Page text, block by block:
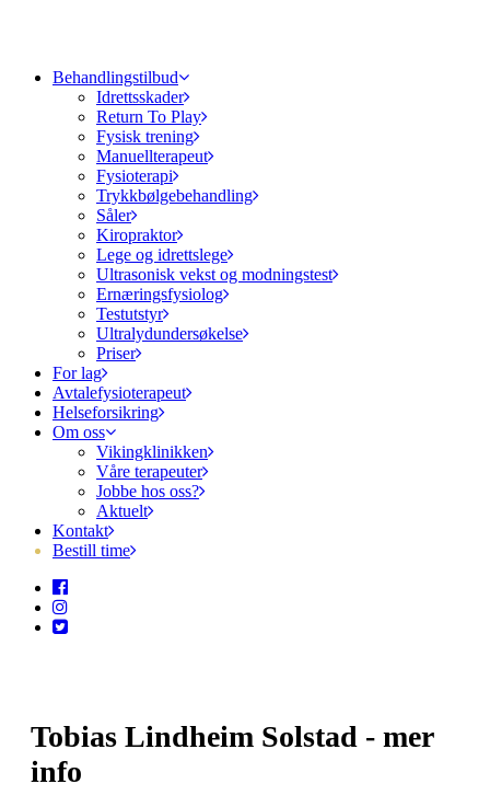
Behandlingstilbud
Idrettsskader
Return To Play
Fysisk trening
Manuellterapeut
Fysioterapi
Trykkbølgebehandling
Såler
Kiropraktor
Lege og idrettslege
Ultrasonisk vekst og modningstest
Ernæringsfysiolog
Testutstyr
Ultralydundersøkelse
Priser
For lag
Avtalefysioterapeut
Helseforsikring
Om oss
Vikingklinikken
Våre terapeuter
Jobbe hos oss?
Aktuelt
Kontakt
Bestill time
Tobias Lindheim Solstad - mer
info